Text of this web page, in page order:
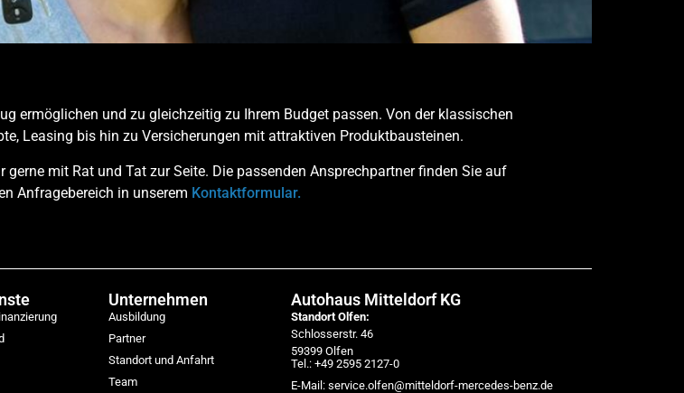
ermöglichen und zu gleichzeitig zu Ihrem Budget passen. Von der klassischen
Leasing bis hin zu Versicherungen mit attraktiven Produktbausteinen.
mit Rat und Tat zur Seite. Die passenden Ansprechpartner finden Sie auf
Anfragebereich in unserem Kontaktformular.
Unternehmen
Ausbildung
Partner
Standort und Anfahrt
Team
Autohaus Mitteldorf KG
Standort Olfen:
Schlosserstr. 46
59399 Olfen
Tel.: +49 2595 2127-0
E-Mail: service.olfen@mitteldorf-mercedes-benz.de